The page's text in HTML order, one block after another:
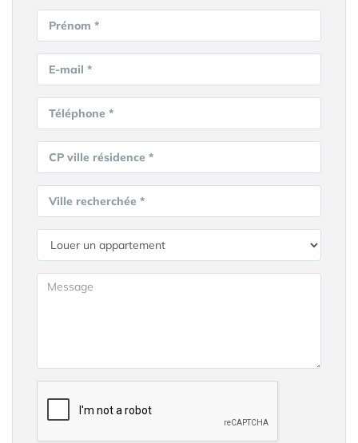
Prénom *
E-mail *
Téléphone *
CP ville résidence *
Ville recherchée *